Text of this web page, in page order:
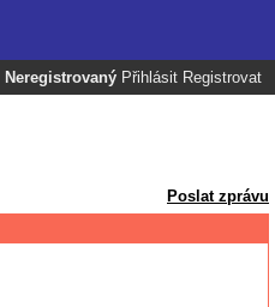
Neregistrovaný Přihlásit Registrovat
Poslat zprávu